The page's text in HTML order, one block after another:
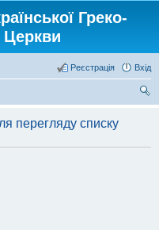
Греко-
Церкви
Вхід
Реєстрація
перегляду списку